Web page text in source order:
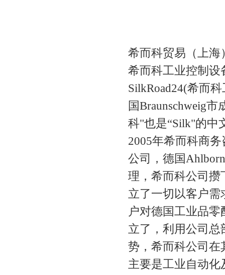
希而科贸易（上海
希而科工业控制设
SilkRoad24(希而
国Braunschweig
科"也是“Silk"的中
2005年希而科商
公司，德国
理，希而科公司攒
立了一切以客户需
户对德国工业品
立了，利用公司
势，希而科公司在
主要是工业自动